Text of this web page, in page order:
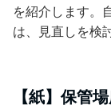
を紹介します。
は、見直しを検
【紙】保管